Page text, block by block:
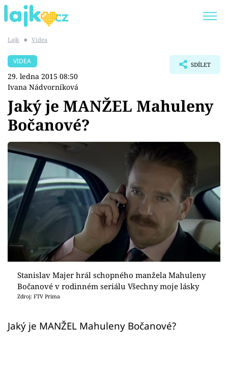
SHOPAHOLICADEL
Témata
Showbyznys
Youtubeři
Virály
Sex a vztahy
Videa
Sledujte prima+
Lajk ■ Videa
VIDEA
29. ledna 2015 08:50
Ivana Nádvorníková
SDÍLET
Jaký je MANŽEL Mahuleny
Bočanové?
Stanislav Majer hrál schopného manžela Mahuleny
Bočanové v rodinném seriálu Všechny moje lásky
Zdroj: FTV Prima
Jaký je MANŽEL Mahuleny Bočanové?